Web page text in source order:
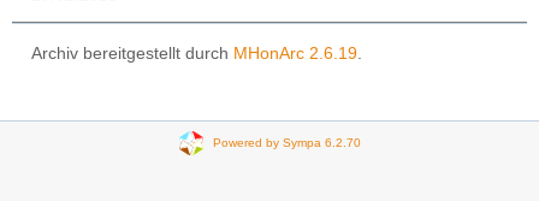
Archiv bereitgestellt durch MHonArc 2.6.19
Powered by Sympa 6.2.70